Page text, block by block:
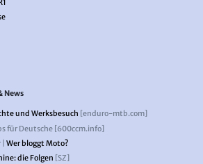
News
und Werksbesuch [enduro-mtb.com]
für Deutsche [600ccm.info]
Wer bloggt Moto?
die Folgen [SZ]